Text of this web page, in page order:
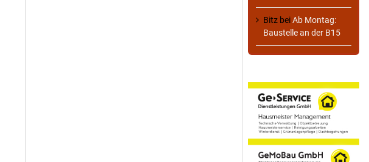
Bitz beiAb Montag:
Baustelle an der B15